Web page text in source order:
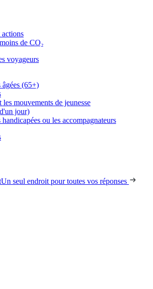
actions
de CO₂
voyageurs
âgées (65+)
les mouvements de jeunesse
jour)
handicapées ou les accompagnateurs
Un seul endroit pour toutes vos réponses